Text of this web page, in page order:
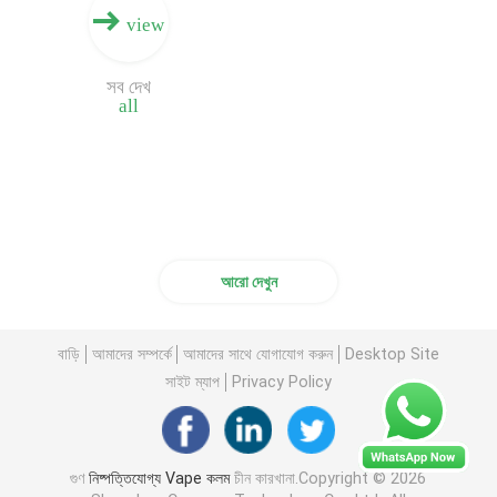
view
all
সব দেখ
আরো দেখুন
বাড়ি আমাদের সম্পর্কে আমাদের সাথে যোগাযোগ করুন
Desktop Site
সাইট ম্যাপ
Privacy Policy
গুণনিষ্পত্তিযোগ্য Vape কলমচীন কারখানা.Copyright © 2026